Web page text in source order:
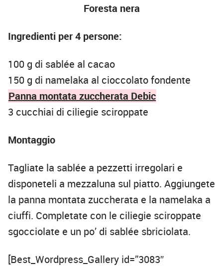
Foresta nera
Ingredienti per 4 persone:
100 g di sablée al cacao
150 g di namelaka al cioccolato fondente
Panna montata zuccherata Debic
3 cucchiai di ciliegie sciroppate
Montaggio
Tagliate la sablée a pezzetti irregolari e
disponeteli a mezzaluna sul piatto. Aggiungete
la panna montata zuccherata e la namelaka a
ciuffi. Completate con le ciliegie sciroppate
sgocciolate e un po’ di sablée sbriciolata.
[Best_Wordpress_Gallery id=”3083″